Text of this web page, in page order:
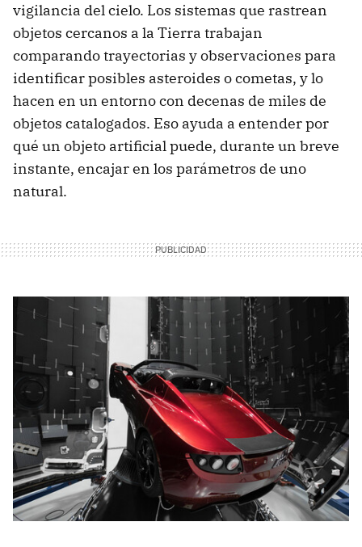
vigilancia del cielo. Los sistemas que rastrean
objetos cercanos a la Tierra trabajan
comparando trayectorias y observaciones para
identificar posibles asteroides o cometas, y lo
hacen en un entorno con decenas de miles de
objetos catalogados. Eso ayuda a entender por
qué un objeto artificial puede, durante un breve
instante, encajar en los parámetros de uno
natural.